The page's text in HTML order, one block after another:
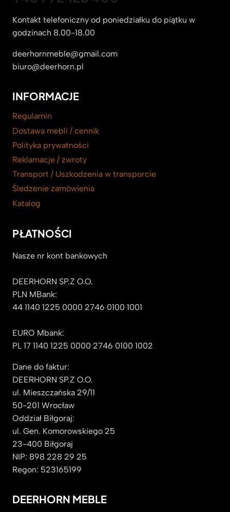
Kontakt telefoniczny od poniedziałku do piątku w
godzinach 8.00-18.00
deerhornmeble@gmail.com
biuro@deerhorn.pl
INFORMACJE
Regulamin
Dostawa mebli / cennik
Polityka prywatności
Reklamacje / zwroty
Transport / Uszkodzenia w transporcie
Śledzenie zamówienia
Katalog
PŁATNOŚCI
Nasze nr kont bankowych
DEERHORN SP.Z O.O.
PLN MBank:
44 1140 1225 0000 2746 0100 1001
EURO Mbank:
PL 17 1140 1225 0000 2746 0100 1002
Dane do faktur:
DEERHORN SP.Z O.O.
ul. Mieszczańska 29/11
50-201 Wrocław
Oddział Biłgoraj:
ul. Gen. Komorowskiego 25
23-400 Biłgoraj
NIP: 898 228 29 25
Regon: 523165199
DEERHORN MEBLE